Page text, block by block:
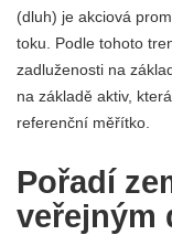
(dluh) je akciová
toku. Podle tohoto
zadluženosti na
na základě aktiv,
referenční měřítko.
Pořadí
veřejným